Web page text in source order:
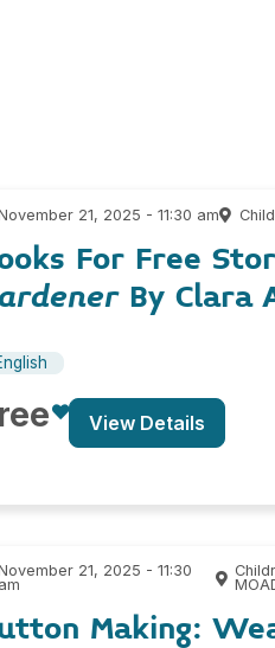
21, 2025 - 11:30 am
For Free
By Clara
View Details
21, 2025 - 11:30
am
Making: